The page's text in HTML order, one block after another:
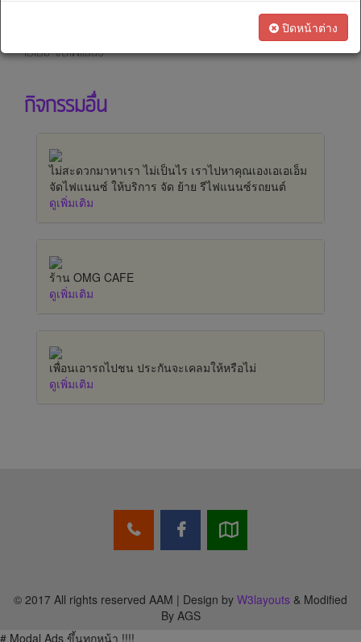
ตัวแทน
ตลาด
⁣⁣⁣Application : รองรับทั้ง IOS และ Andorid เพียงค้นหาคำว่า เอ
เอเอ็ม จัดไฟแนนซ์
กิจกรรมอื่น
ไม่สะดวกมาหาเรา ไม่เป็นไร เราไปหาคุณเองเอเอเอ็ม
จัดไฟแนนซ์ ให้บริการ จัด ย้าย รีไฟแนนซ์รถยนต์
ดูเพิ่มเติม
ร้าน OMG CAFE
ดูเพิ่มเติม
เพื่อนเอารถไปชน ประกันจะเคลมให้หรือไม่
ดูเพิ่มเติม
© 2017 All rights reserved AAM | Design by W3layouts & Modified
By AGS
ปิดหน้าต่าง
# Modal Ads ขึ้นทุกหน้า !!!!